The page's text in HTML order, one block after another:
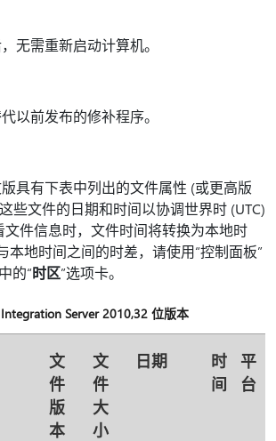
无需重新启动计算机。
以前发布的修补程序。
具有下表中列出的文件属性 (或更高版
些文件的日期和时间以协调世界时 (UTC)
件信息时，文件时间将转换为本地时
本地时间之间的时差，请使用“控制面板”
的“时区”选项卡。
Server 2010,32 位版本
文
件
版
本
文
件
大
小
日期
时
间
平
台